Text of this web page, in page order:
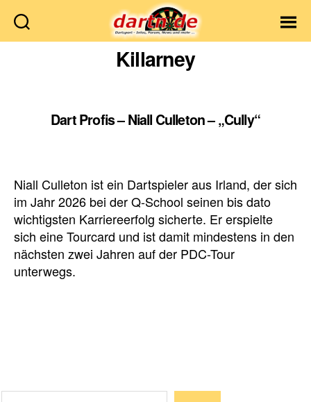
Killarney
Dart Profis – Niall Culleton – „Cully“
Niall Culleton ist ein Dartspieler aus Irland, der sich
im Jahr 2026 bei der Q-School seinen bis dato
wichtigsten Karriereerfolg sicherte. Er erspielte
sich eine Tourcard und ist damit mindestens in den
nächsten zwei Jahren auf der PDC-Tour
unterwegs.